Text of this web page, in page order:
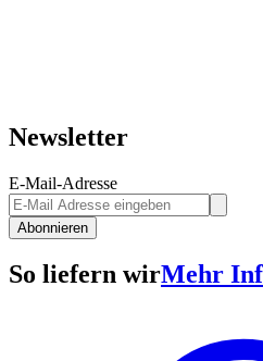
Newsletter
E-Mail-Adresse
Abonnieren
So liefern wirMehr